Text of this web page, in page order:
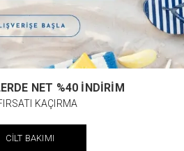
NET %40 İNDİRİM
KAÇIRMA
CİLT BAKIMI